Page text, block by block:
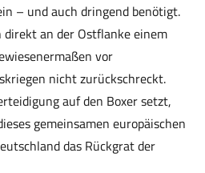
– und auch dringend benötigt.
an der Ostflanke einem
vor
nicht zurückschreckt.
auf den Boxer setzt,
gemeinsamen europäischen
das Rückgrat der